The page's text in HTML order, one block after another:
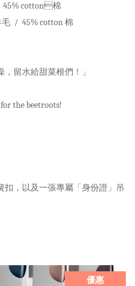
45% cotton棉
毛 / 45% cotton 棉
留水給甜菜根們！」
the beetroots!
扣，以及一張專屬「身份證」吊
優惠